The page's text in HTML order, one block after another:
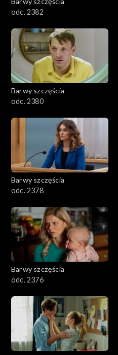
odc. 2382
Barwy szczęścia
odc. 2380
Barwy szczęścia
odc. 2378
Barwy szczęścia
odc. 2376